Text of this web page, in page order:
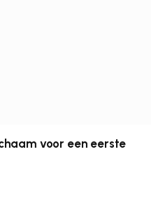
voor een eerste